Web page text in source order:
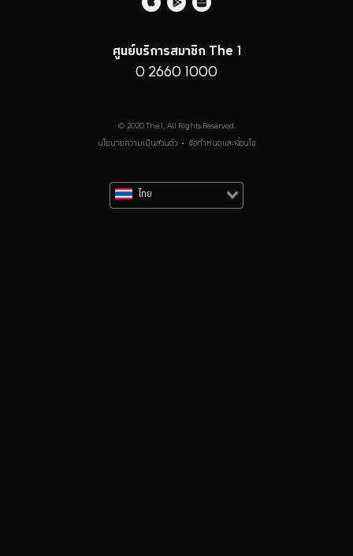
ศูนย์บริการสมาชิก The 1
0 2660 1000
© 2020 The 1, All Rights Reserved.
นโยบายความเป็นส่วนตัว• ข้อกำหนดและเงื่อนไข
ไทย